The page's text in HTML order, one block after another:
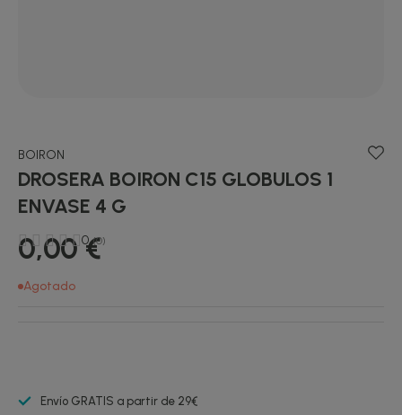
BOIRON
DROSERA BOIRON C15 GLOBULOS 1
ENVASE 4 G
0,00 €
0 (0)
Agotado
Envío GRATIS a partir de 29€